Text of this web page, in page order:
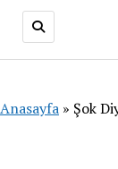
Anasayfa » Şok